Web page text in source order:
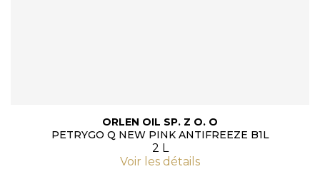
ORLEN OIL SP. Z O. O
PETRYGO Q NEW PINK ANTIFREEZE B1L
2 L
Voir les détails